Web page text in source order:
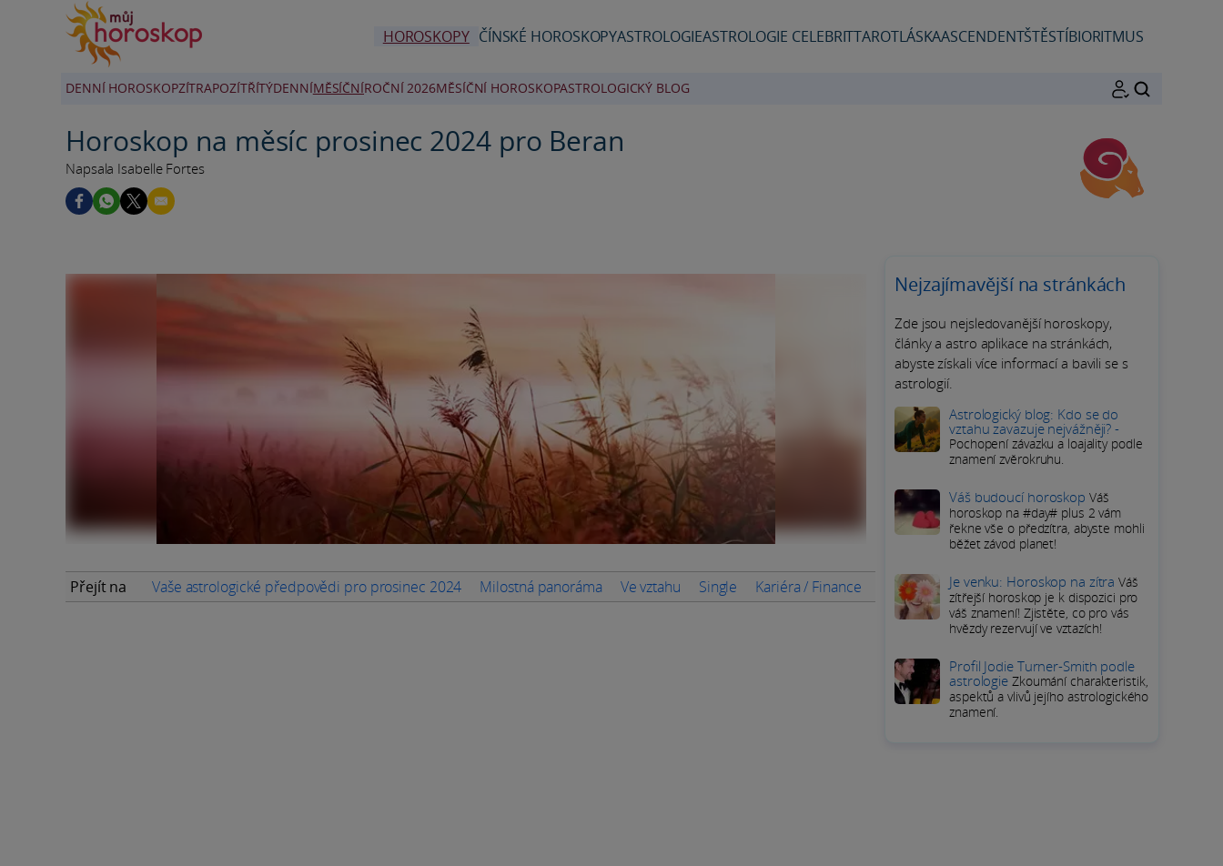
HOROSKOPY ČÍNSKÉ HOROSKOPYASTROLOGIEASTROLOGIE CELEBRITTAROTLÁSKAASCENDENTŠTĚSTÍBIORITMUS
DENNÍ HOROSKOPZÍTRAPOZÍTŘÍTÝDENNÍMĚSÍČNÍROČNÍ 2026MĚSÍČNÍ HOROSKOPASTROLOGICKÝ BLOG
Horoskop na měsíc prosinec 2024 pro Beran
Napsala Isabelle Fortes
Přejít na Vaše astrologické předpovědi pro prosinec 2024 Milostná panoráma Ve vztahu Single Kariéra / Finance Rady na měsíc PODROBNÝ HOROSKOP Berana
Nejzajímavější na stránkách
Zde jsou nejsledovanější horoskopy,
články a astro aplikace na stránkách,
abyste získali více informací a bavili se s
astrologií.
Astrologický blog: Kdo se do
vztahu zavazuje nejvážněji? -
Pochopení závazku a loajality podle
znamení zvěrokruhu.
Váš budoucí horoskop Váš
horoskop na #day# plus 2 vám
řekne vše o předzítra, abyste mohli
běžet závod planet!
Je venku: Horoskop na zítraVáš
zítřejší horoskop je k dispozici pro
váš znamení! Zjistěte, co pro vás
hvězdy rezervují ve vztazích!
Profil Jodie Turner-Smith podle
astrologie Zkoumání charakteristik,
aspektů a vlivů jejího astrologického
znamení.